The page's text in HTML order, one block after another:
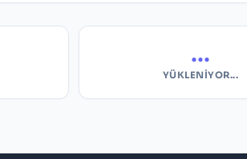
...
YÜKLENIYOR...